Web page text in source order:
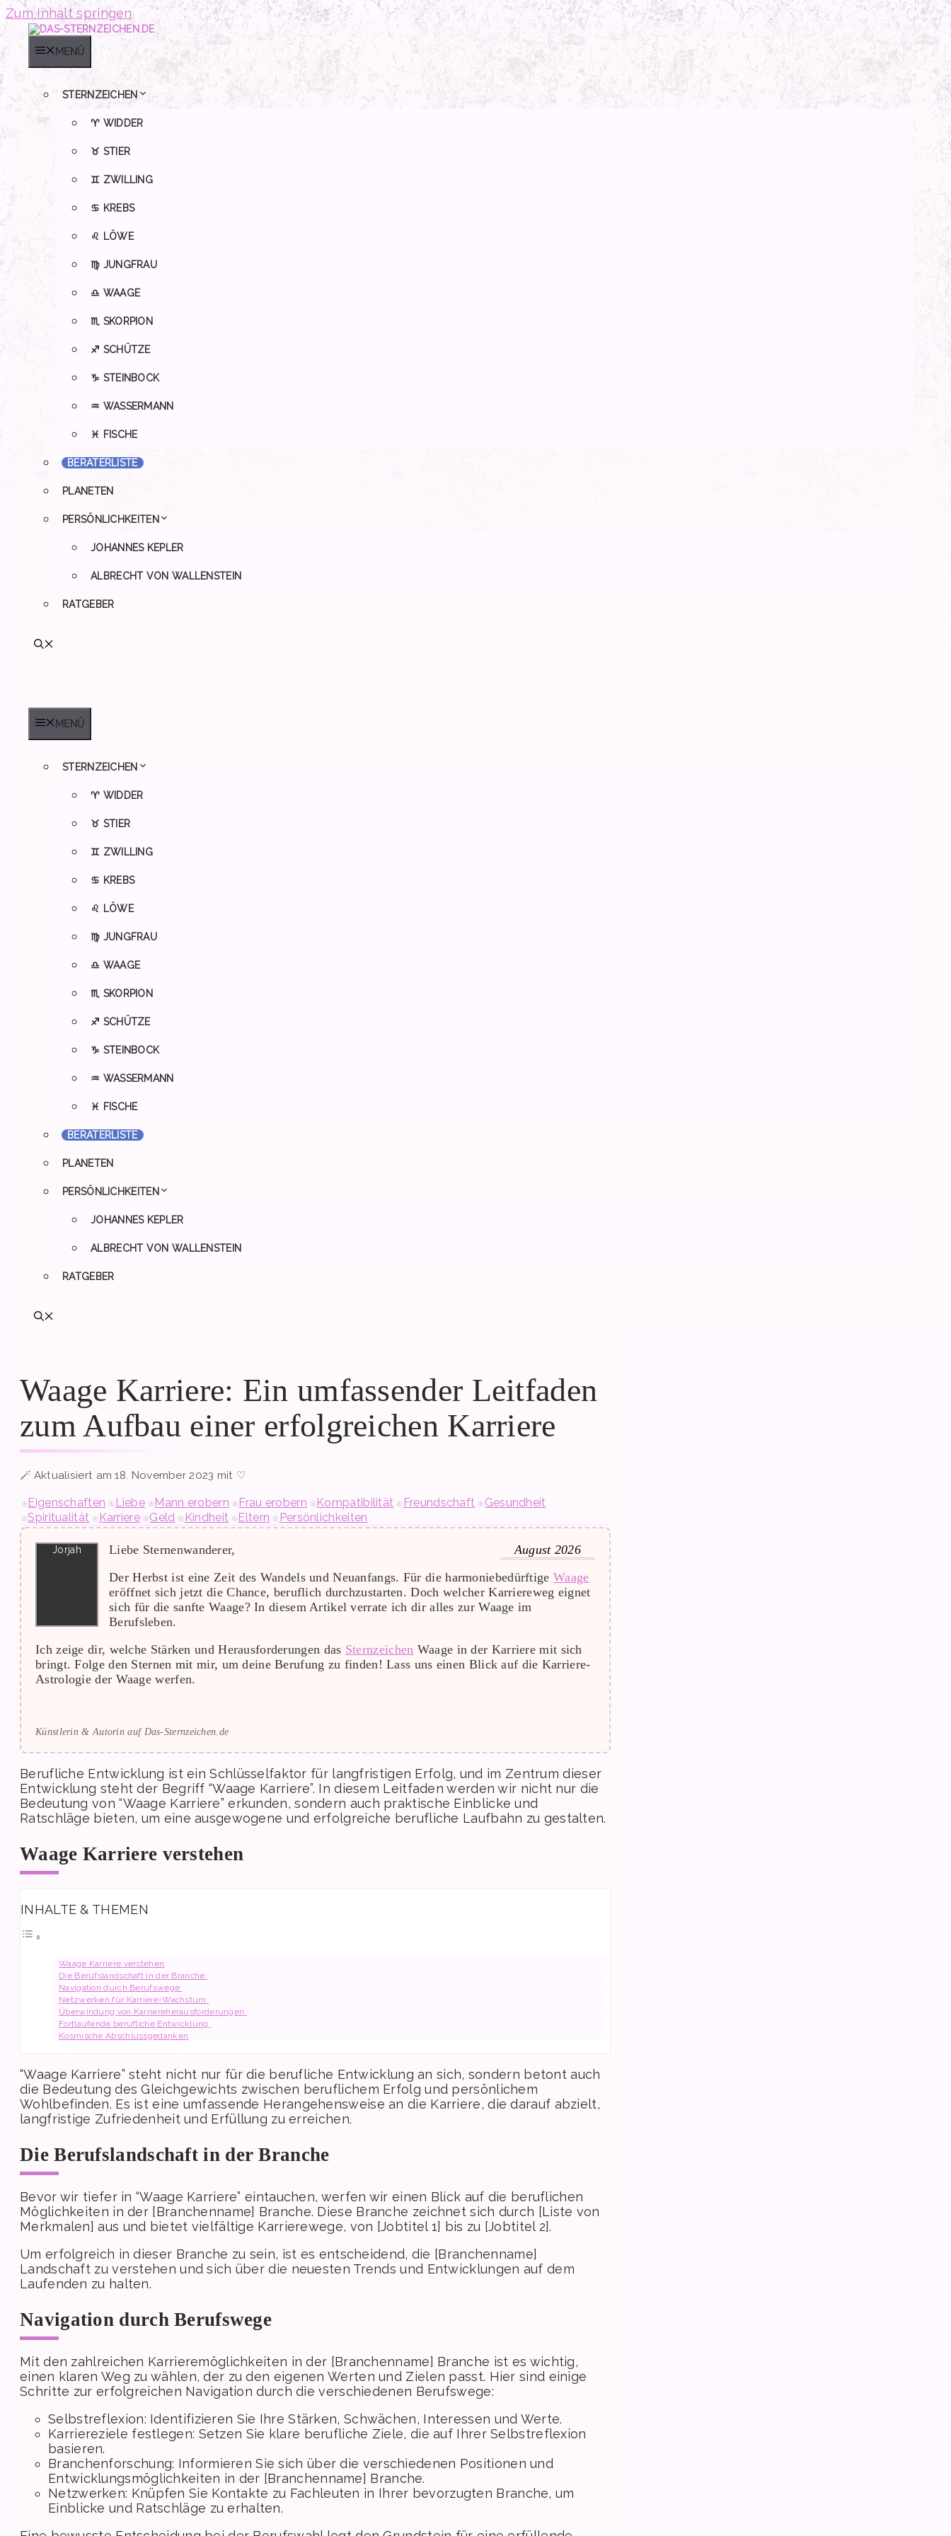
Zum Inhalt springen
MENÜ
STERNZEICHEN
♈ WIDDER
♉ STIER
♊ ZWILLING
♋ KREBS
♌ LÖWE
♍ JUNGFRAU
♎ WAAGE
♏ SKORPION
♐ SCHÜTZE
♑ STEINBOCK
♒ WASSERMANN
♓ FISCHE
BERATERLISTE
PLANETEN
PERSÖNLICHKEITEN
JOHANNES KEPLER
ALBRECHT VON WALLENSTEIN
RATGEBER
MENÜ
STERNZEICHEN
♈ WIDDER
♉ STIER
♊ ZWILLING
♋ KREBS
♌ LÖWE
♍ JUNGFRAU
♎ WAAGE
♏ SKORPION
♐ SCHÜTZE
♑ STEINBOCK
♒ WASSERMANN
♓ FISCHE
BERATERLISTE
PLANETEN
PERSÖNLICHKEITEN
JOHANNES KEPLER
ALBRECHT VON WALLENSTEIN
RATGEBER
Waage Karriere: Ein umfassender Leitfaden
zum Aufbau einer erfolgreichen Karriere
Aktualisiert am 18. November 2023 mit ♡
Eigenschaften Liebe Mann erobern Frau erobern Kompatibilität Freundschaft
Gesundheit
Spiritualität
Karriere Geld Kindheit Eltern Persönlichkeiten
Liebe Sternenwanderer,
August 2026
Der Herbst ist eine Zeit des Wandels und Neuanfangs. Für die harmoniebedürftige Waage
eröffnet sich jetzt die Chance, beruflich durchzustarten. Doch welcher Karriereweg eignet
sich für die sanfte Waage? In diesem Artikel verrate ich dir alles zur Waage im
Berufsleben.
Ich zeige dir, welche Stärken und Herausforderungen das Sternzeichen Waage in der Karriere mit sich
bringt. Folge den Sternen mit mir, um deine Berufung zu finden! Lass uns einen Blick auf die Karriere-
Astrologie der Waage werfen.
Künstlerin & Autorin auf Das-Sternzeichen.de
Berufliche Entwicklung ist ein Schlüsselfaktor für langfristigen Erfolg, und im Zentrum dieser
Entwicklung steht der Begriff “Waage Karriere”. In diesem Leitfaden werden wir nicht nur die
Bedeutung von “Waage Karriere” erkunden, sondern auch praktische Einblicke und
Ratschläge bieten, um eine ausgewogene und erfolgreiche berufliche Laufbahn zu gestalten.
Waage Karriere verstehen
INHALTE & THEMEN
Waage Karriere verstehen
Die Berufslandschaft in der Branche
Navigation durch Berufswege
Netzwerken für Karriere-Wachstum
Überwindung von Karriereherausforderungen
Fortlaufende berufliche Entwicklung
Kosmische Abschlussgedanken
“Waage Karriere” steht nicht nur für die berufliche Entwicklung an sich, sondern betont auch
die Bedeutung des Gleichgewichts zwischen beruflichem Erfolg und persönlichem
Wohlbefinden. Es ist eine umfassende Herangehensweise an die Karriere, die darauf abzielt,
langfristige Zufriedenheit und Erfüllung zu erreichen.
Die Berufslandschaft in der Branche
Bevor wir tiefer in “Waage Karriere” eintauchen, werfen wir einen Blick auf die beruflichen
Möglichkeiten in der [Branchenname] Branche. Diese Branche zeichnet sich durch [Liste von
Merkmalen] aus und bietet vielfältige Karrierewege, von [Jobtitel 1] bis zu [Jobtitel 2].
Um erfolgreich in dieser Branche zu sein, ist es entscheidend, die [Branchenname]
Landschaft zu verstehen und sich über die neuesten Trends und Entwicklungen auf dem
Laufenden zu halten.
Navigation durch Berufswege
Mit den zahlreichen Karrieremöglichkeiten in der [Branchenname] Branche ist es wichtig,
einen klaren Weg zu wählen, der zu den eigenen Werten und Zielen passt. Hier sind einige
Schritte zur erfolgreichen Navigation durch die verschiedenen Berufswege:
Selbstreflexion: Identifizieren Sie Ihre Stärken, Schwächen, Interessen und Werte.
Karriereziele festlegen: Setzen Sie klare berufliche Ziele, die auf Ihrer Selbstreflexion
basieren.
Branchenforschung: Informieren Sie sich über die verschiedenen Positionen und
Entwicklungsmöglichkeiten in der [Branchenname] Branche.
Netzwerken: Knüpfen Sie Kontakte zu Fachleuten in Ihrer bevorzugten Branche, um
Einblicke und Ratschläge zu erhalten.